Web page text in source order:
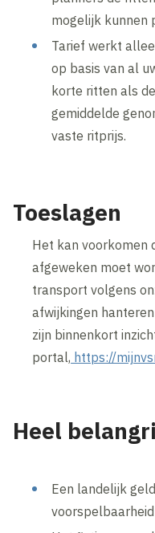
mogelijk kunnen
Tarief werkt
op basis van al
korte ritten als
gemiddelde
vaste ritprijs.
Toeslagen
Het kan voorkomen
afgeweken moet
transport volgens
afwijkingen
zijn binnenkort
portal, https://
Heel
Een landelijk